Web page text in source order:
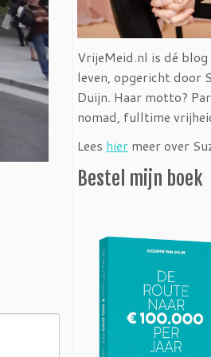
VrijeMeid.nl is dé blog
leven, opgericht door
Duijn. Haar motto?
nomad, fulltime
Lees hier meer over
Bestel mijn boek